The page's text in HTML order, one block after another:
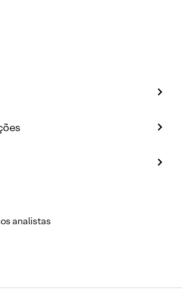
analistas